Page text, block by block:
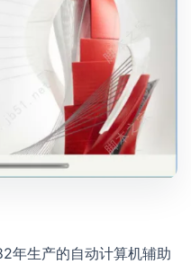
年生产的自动计算机辅助